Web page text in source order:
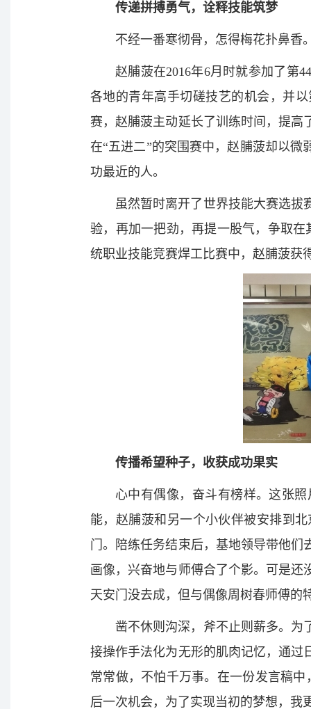
传递拼搏勇气，诠释技能筑梦
不经一番寒彻骨，怎得梅花扑鼻香
赵脯菠在2016年6月时就参加了第
各地的青年高手切磋技艺的机会，并
赛，赵脯菠主动延长了训练时间，提
在“五进二”的突围赛中，赵脯菠却以
功最近的人。
虽然暂时离开了世界技能大赛选拔
验，再加一把劲，再提一股气，争取
统职业技能竞赛焊工比赛中，赵脯菠获
传播希望种子，收获成功果实
心中有偶像，奋斗有榜样。这张
能，赵脯菠和另一个小伙伴被安排到
门。陪练任务结束后，基地领导带他
画像，兴奋地与师傅合了个影。可是
天安门没去成，但与偶像周树春师傅的
凿不休则沟深，斧不止则薪多。为
接操作手法化为无形的肌肉记忆，通过
常常做，不怕千万事。在一份发言稿
后一次机会，为了实现当初的梦想，我